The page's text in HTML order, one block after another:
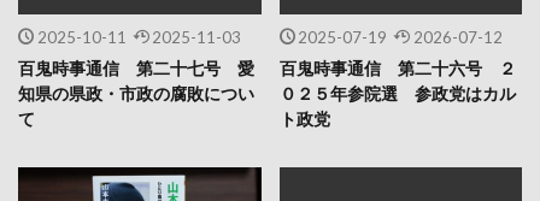
2025-10-11 2025-11-03
百鬼時事通信 第二十七号 愛
知県の県政・市政の腐敗につい
て
2025-07-19 2026-07-12
百鬼時事通信 第二十六号 ２
０２５年参院選 参政党はカル
ト政党